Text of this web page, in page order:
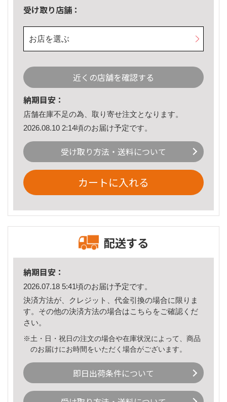
受け取り店舗：
お店を選ぶ
近くの店舗を確認する
納期目安：
店舗在庫不足の為、取り寄せ注文となります。
2026.08.10 2:14頃のお届け予定です。
受け取り方法・送料について
カートに入れる
配送する
納期目安：
2026.07.18 5:41頃のお届け予定です。
決済方法が、クレジット、代金引換の場合に限りま
す。その他の決済方法の場合はこちら をご確認くだ
さい。
※土・日・祝日の注文の場合や在庫状況によって、商品
のお届けにお時間をいただく場合がございます。
即日出荷条件について